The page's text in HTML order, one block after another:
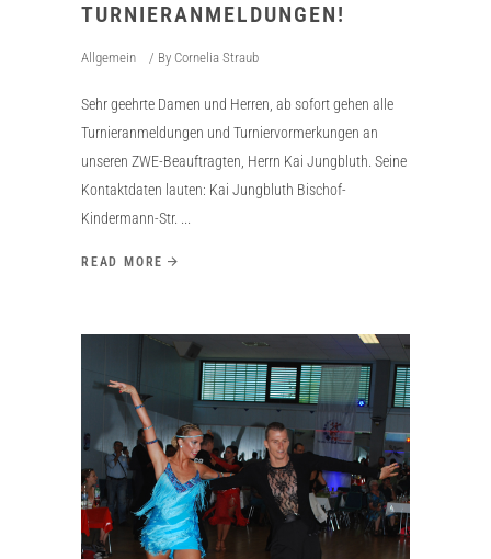
TURNIERANMELDUNGEN!
Allgemein By Cornelia Straub
Sehr geehrte Damen und Herren, ab sofort gehen alle
Turnieranmeldungen und Turniervormerkungen an
unseren ZWE-Beauftragten, Herrn Kai Jungbluth. Seine
Kontaktdaten lauten: Kai Jungbluth Bischof-
Kindermann-Str.
READ MORE